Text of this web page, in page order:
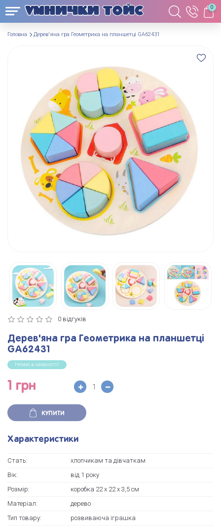
0
Головна Дерев'яна гра Геометрика на планшетці GA62431
0 відгуків
Дерев'яна гра Геометрика на планшетці
GA62431
Немає в наявності!
1 грн
КУПИТИ
Характеристики
Стать:
хлопчикам та дівчаткам
Вік:
від 1 року
Розмір:
коробка 22 х 22 х 3,5 см
Матеріал:
дерево
Тип товару:
розвиваюча іграшка